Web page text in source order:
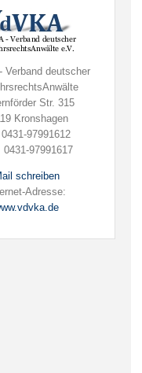
Verband deutscher
Str. 315
Kronshagen
97991612
0431-97991617
schreiben
Adresse: